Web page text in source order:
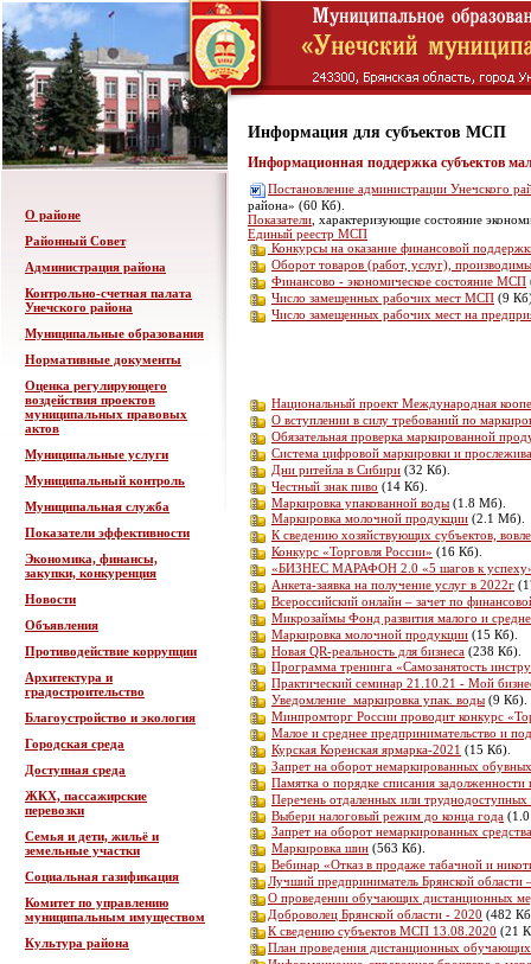
О районе
Районный Совет
Администрация района
Контрольно-счетная палата
Унечского района
Муниципальные образования
Нормативные документы
Оценка регулирующего
воздействия проектов
муниципальных правовых
актов
Муниципальные услуги
Муниципальный контроль
Муниципальная служба
Показатели эффективности
Экономика, финансы,
закупки, конкуренция
Новости
Объявления
Противодействие коррупции
Архитектура и
градостроительство
Благоустройство и экология
Городская среда
Доступная среда
ЖКХ, пассажирские
перевозки
Семья и дети, жильё и
земельные участки
Социальная газификация
Комитет по управлению
муниципальным имуществом
Культура района
Информация для субъектов МСП
Информационная поддержка субъектов
Постановление администрации Унечского
района» (60 Кб).
Показатели , характеризующие состояние
Единый реестр МСП
Конкурсы на оказание финансовой
Оборот товаров (работ, услуг),
Финансово - экономическое состояние МСП
Число замещенных рабочих мест МСП (9
Число замещенных рабочих мест на
Национальный проект Международная
О вступлении в силу требований по
Обязательная проверка маркированной
Система цифровой маркировки и
Дни ритейла в Сибири (32 Кб).
Честный знак пиво (14 Кб).
Маркировка упакованной воды (1.8 Мб).
Маркировка молочной продукции (2.1 Мб).
К сведению хозяйствующих субъектов,
Конкурс «Торговля России» (16 Кб).
«БИЗНЕС МАРАФОН 2.0 «5 шагов к
Анкета-заявка на получение услуг в 2022г
Всероссийский онлайн – зачет по
Микрозаймы Фонд развития малого и
Маркировка молочной продукции (15 Кб).
Новая QR-реальность для бизнеса (238 Кб).
Программа тренинга «Самозанятость
Практический семинар 21.10.21 - Мой
Уведомление_маркировка упак. воды (9 Кб).
Минпромторг России проводит конкурс
Малое и среднее предпринимательство и
Курская Коренская ярмарка-2021 (15 Кб).
Запрет на оборот немаркированных
Памятка о порядке списания
Перечень отдаленных или
Выбери налоговый режим до конца года
Запрет на оборот немаркированных
Маркировка шин (563 Кб).
Вебинар «Отказ в продаже табачной и
Лучший предприниматель Брянской области
О проведении обучающих дистанционных
Доброволец Брянской области - 2020 (482
К сведению субъектов МСП 13.08.2020 (21
План проведения дистанционных